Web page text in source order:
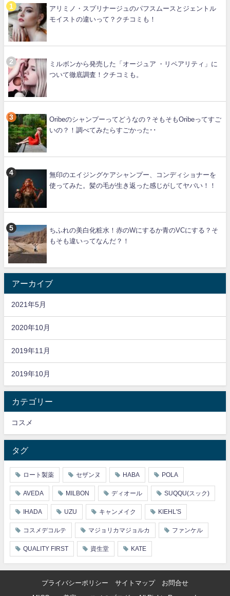
アリミノ・スプリナージュのパフスムースとジェントル
モイストの違いって？クチコミも！
ミルボンから発売した「オージュア ・リペアリティ」に
ついて徹底調査！クチコミも。
Oribeのシャンプーってどうなの？そもそもOribeってすご
いの？！調べてみたらすごかった･･
無印のエイジングケアシャンプー、コンディショナーを
使ってみた。髪の毛が生き返った感じがしてヤバい！！
ちふれの美白化粧水！赤のWにするか青のVCにする？そ
もそも違いってなんだ？！
アーカイブ
2021年5月
2020年10月
2019年11月
2019年10月
カテゴリー
コスメ
タグ
ロート製薬 セザンヌ HABA POLA
AVEDA MILBON ディオール SUQQU(スック)
IHADA UZU キャンメイク KIEHL'S
コスメデコルテ マジョリカマジョルカ ファンケル
QUALITY FIRST 資生堂 KATE
プライバシーポリシー サイトマップ お問合せ